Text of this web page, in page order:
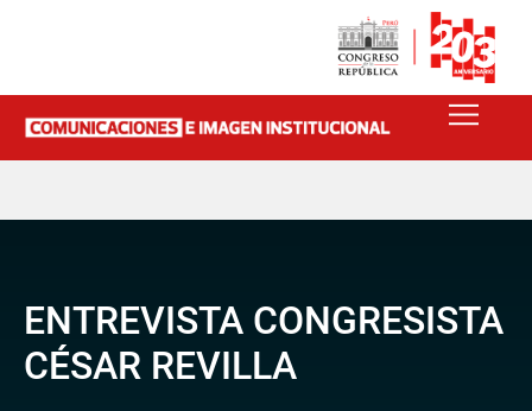
ENTREVISTA CONGRESISTA
CÉSAR REVILLA